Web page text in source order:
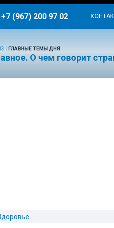
+7 (967) 200 97 02
ГЛАВНЫЕ ТЕМЫ ДНЯ
О чем говорит